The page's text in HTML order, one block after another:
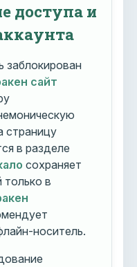
доступа и
заблокирован
сайт
страницу
в разделе
сохраняет
в
носитель.